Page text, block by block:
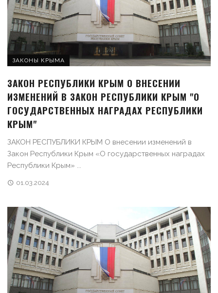
ЗАКОНЫ КРЫМА
ЗАКОН РЕСПУБЛИКИ КРЫМ О ВНЕСЕНИИ
ИЗМЕНЕНИЙ В ЗАКОН РЕСПУБЛИКИ КРЫМ "О
ГОСУДАРСТВЕННЫХ НАГРАДАХ РЕСПУБЛИКИ
КРЫМ"
ЗАКОН РЕСПУБЛИКИ КРЫМ О внесении изменений в
Закон Республики Крым «О государственных наградах
Республики Крым» ...
01.03.2024